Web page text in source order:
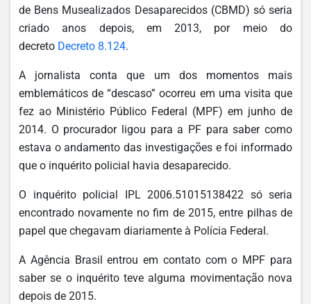
de Bens Musealizados Desaparecidos (CBMD) só seria
criado anos depois, em 2013, por meio do
decreto Decreto 8.124.
A jornalista conta que um dos momentos mais
emblemáticos de “descaso” ocorreu em uma visita que
fez ao Ministério Público Federal (MPF) em junho de
2014. O procurador ligou para a PF para saber como
estava o andamento das investigações e foi informado
que o inquérito policial havia desaparecido.
O inquérito policial IPL 2006.51015138422 só seria
encontrado novamente no fim de 2015, entre pilhas de
papel que chegavam diariamente à Polícia Federal.
A Agência Brasil entrou em contato com o MPF para
saber se o inquérito teve alguma movimentação nova
depois de 2015.